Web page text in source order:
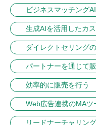
ビジネスマッチング
生成AIを活用したカ
ダイレクトセリング
パートナーを通じて
効率的に販売を行う
Web広告連携のMAツ
リードナーチャリング